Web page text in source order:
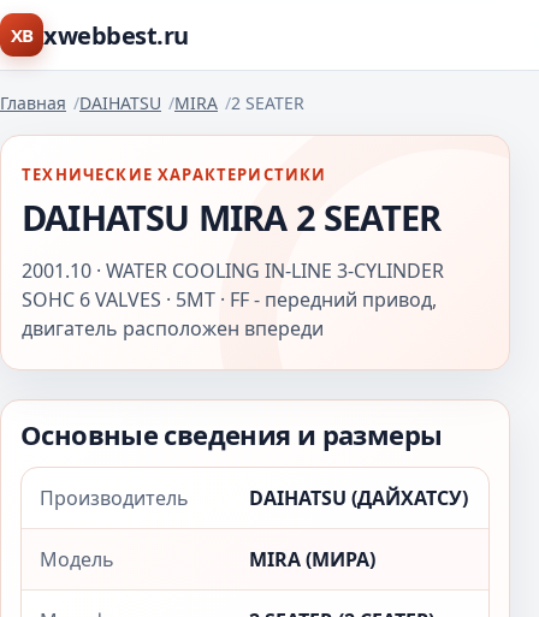
XB xwebbest.ru
Главная DAIHATSU MIRA 2 SEATER
ТЕХНИЧЕСКИЕ ХАРАКТЕРИСТИКИ
DAIHATSU MIRA 2 SEATER
2001.10 · WATER COOLING IN-LINE 3-CYLINDER
SOHC 6 VALVES · 5MT · FF - передний привод,
двигатель расположен впереди
Основные сведения и размеры
Производитель DAIHATSU (ДАЙХАТСУ)
Модель MIRA (МИРА)